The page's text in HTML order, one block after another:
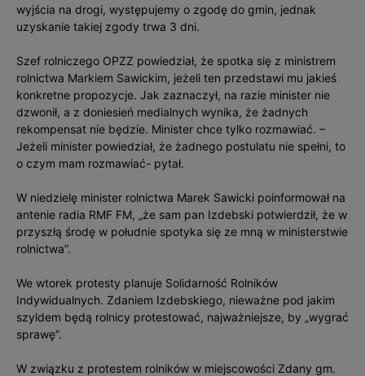
wyjścia na drogi, występujemy o zgodę do gmin, jednak
uzyskanie takiej zgody trwa 3 dni.
Szef rolniczego OPZZ powiedział, że spotka się z ministrem
rolnictwa Markiem Sawickim, jeżeli ten przedstawi mu jakieś
konkretne propozycje. Jak zaznaczył, na razie minister nie
dzwonił, a z doniesień medialnych wynika, że żadnych
rekompensat nie będzie. Minister chce tylko rozmawiać. –
Jeżeli minister powiedział, że żadnego postulatu nie spełni, to
o czym mam rozmawiać- pytał.
W niedzielę minister rolnictwa Marek Sawicki poinformował na
antenie radia RMF FM, „że sam pan Izdebski potwierdził, że w
przyszłą środę w południe spotyka się ze mną w ministerstwie
rolnictwa”.
We wtorek protesty planuje Solidarność Rolników
Indywidualnych. Zdaniem Izdebskiego, nieważne pod jakim
szyldem będą rolnicy protestować, najważniejsze, by „wygrać
sprawę”.
W związku z protestem rolników w miejscowości Zdany gm.